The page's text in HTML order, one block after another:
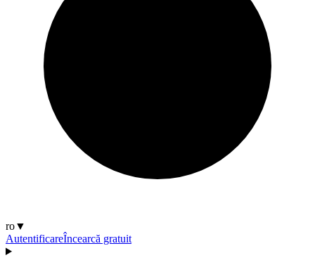
ro▼
AutentificareÎncearcă gratuit